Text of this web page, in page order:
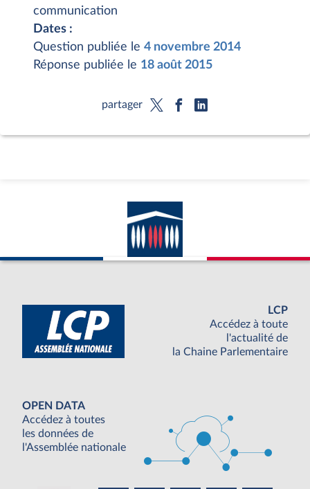
communication
Dates :
Question publiée le 4 novembre 2014
Réponse publiée le 18 août 2015
partager
LCP
Accédez à toute
l'actualité de
la Chaine Parlementaire
OPEN DATA
Accédez à toutes
les données de
l'Assemblée nationale